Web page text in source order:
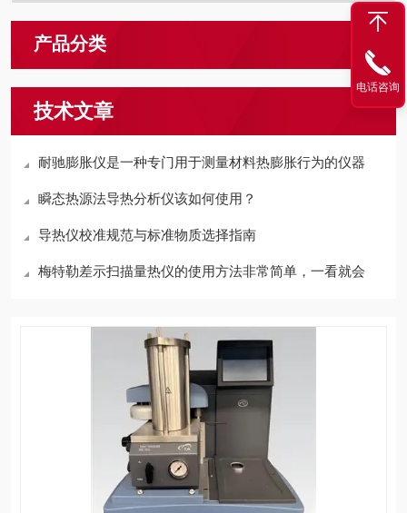
产品分类
技术文章
耐驰膨胀仪是一种专门用于测量材料热膨胀行为的仪器
瞬态热源法导热分析仪该如何使用？
导热仪校准规范与标准物质选择指南
梅特勒差示扫描量热仪的使用方法非常简单，一看就会
电话咨询